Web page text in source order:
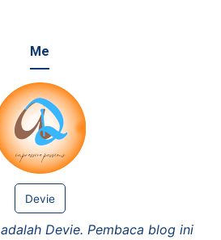
Me
Devie
Devie. Pembaca blog ini